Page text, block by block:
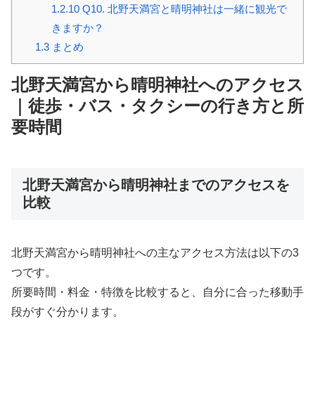
1.2.10Q10. 北野天満宮と晴明神社は一緒に観光で
きますか？
1.3まとめ
北野天満宮から晴明神社へのアクセス
｜徒歩・バス・タクシーの行き方と所
要時間
北野天満宮から晴明神社までのアクセスを
比較
北野天満宮から晴明神社への主なアクセス方法は以下の3
つです。
所要時間・料金・特徴を比較すると、自分に合った移動手
段がすぐ分かります。